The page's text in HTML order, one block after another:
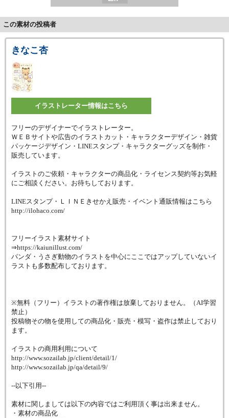
この素材の投稿者
きなこ杏
イラストレーター情報はこちら
フリーのデザイナーでイラストレーター。
ＷＥＢサイトや広告のイラストカット・キャラクターデザイン・雑貨
パッケージデザイン・LINEスタンプ・キャラクターグッズを制作・
販売しています。
イラストのご依頼・キャラクターの商品化・ライセンス契約等お気軽
にご相談ください。お待ちしております。
LINEスタンプ・ＬＩＮＥきせかえ販売・イベント通販情報はこちら
http://ilohaco.com/
フリーイラスト素材サイト
⇒https://kaiunillust.com/
パンダ・うさぎ動物のイラストを中心にここではアップしていないイ
ラストも多数配布しております。
※無料（フリー）イラストの著作権は放棄しておりません。（AI学習
禁止）
投稿物その物を使用しての商品化・販売・模写・盗作は禁止しており
ます。
イラストの商用利用について
http://www.sozailab.jp/client/detail/1/
http://www.sozailab.jp/qa/detail/9/
--以下引用--
素材に関しましては以下の内容ではご利用頂く事は出来ません。
・素材の商品化